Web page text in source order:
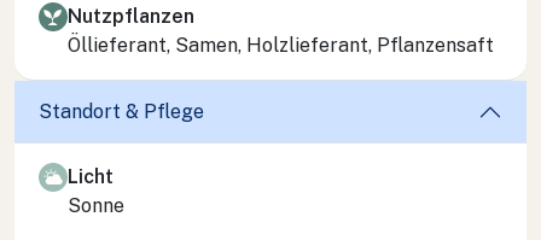
Nutzpflanzen
Öllieferant, Samen, Holzlieferant, Pflanzensaft
Standort & Pflege
Licht
Sonne